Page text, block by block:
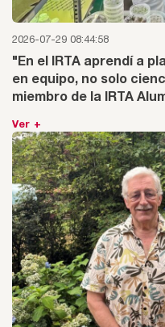
2026-07-29 08:44:58
"En el IRTA aprendí a
en equipo, no solo
miembro de la IRTA
Ver +